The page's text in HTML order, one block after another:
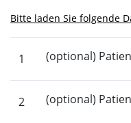
Bitte laden Sie folgende
1 (optional)
2 (optional)